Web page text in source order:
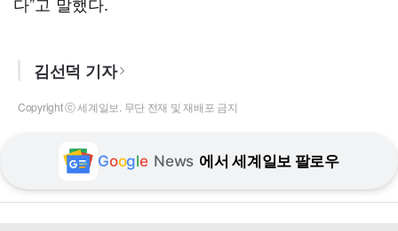
김선덕 기자
Copyright ⓒ 세계일보. 무단 전재 및 재배포 금지
Google News 에서 세계일보 팔로우